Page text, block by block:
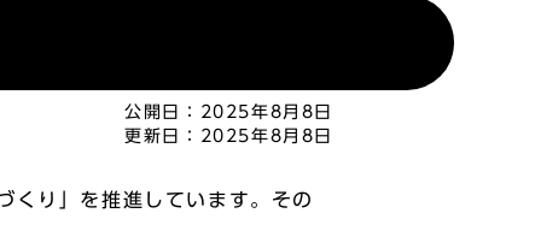
公開日：
2025年8月8日
更新日：
2025年8月8日
くり」を推進しています。その